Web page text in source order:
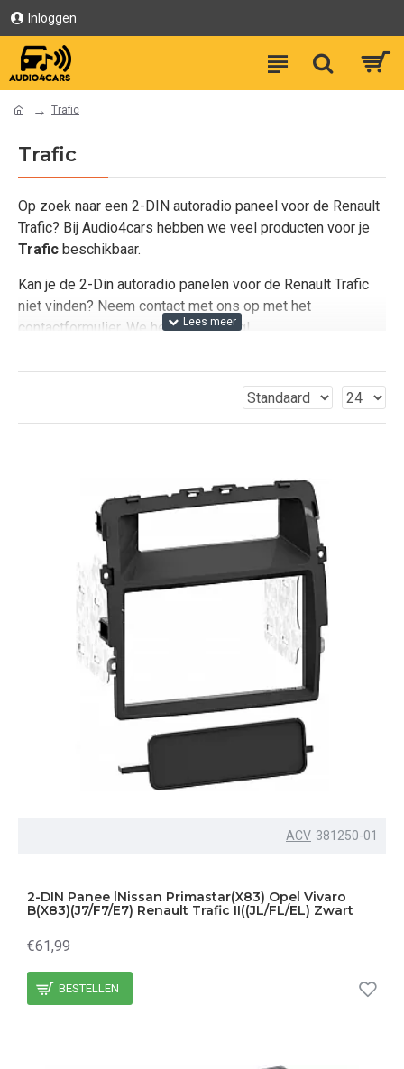
Inloggen
Trafic
Trafic
Op zoek naar een 2-DIN autoradio paneel voor de Renault
Trafic? Bij Audio4cars hebben we veel producten voor je
Trafic beschikbaar.
Kan je de 2-Din autoradio panelen voor de Renault Trafic
niet vinden? Neem contact met ons op met het
contactformulier. We helpen je graag!
ACV 381250-01
2-DIN Panee lNissan Primastar(X83) Opel Vivaro
B(X83)(J7/F7/E7) Renault Trafic II((JL/FL/EL) Zwart
€61,99
BESTELLEN